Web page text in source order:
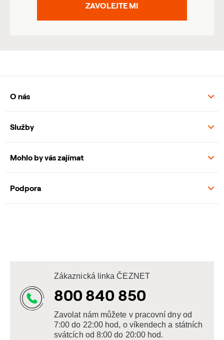
ZAVOLEJTE MI
O nás
Služby
Mohlo by vás zajímat
Podpora
Zákaznická linka ČEZNET
800 840 850
Zavolat nám můžete v pracovní dny od
7:00 do 22:00 hod, o víkendech a státních
svátcích od 8:00 do 20:00 hod.